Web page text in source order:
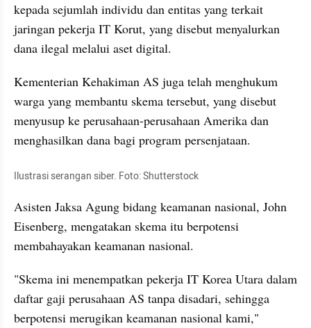
kepada sejumlah individu dan entitas yang terkait
jaringan pekerja IT Korut, yang disebut menyalurkan
dana ilegal melalui aset digital.
Kementerian Kehakiman AS juga telah menghukum
warga yang membantu skema tersebut, yang disebut
menyusup ke perusahaan-perusahaan Amerika dan
menghasilkan dana bagi program persenjataan.
Ilustrasi serangan siber. Foto: Shutterstock
Asisten Jaksa Agung bidang keamanan nasional, John
Eisenberg, mengatakan skema itu berpotensi
membahayakan keamanan nasional.
"Skema ini menempatkan pekerja IT Korea Utara dalam
daftar gaji perusahaan AS tanpa disadari, sehingga
berpotensi merugikan keamanan nasional kami,"